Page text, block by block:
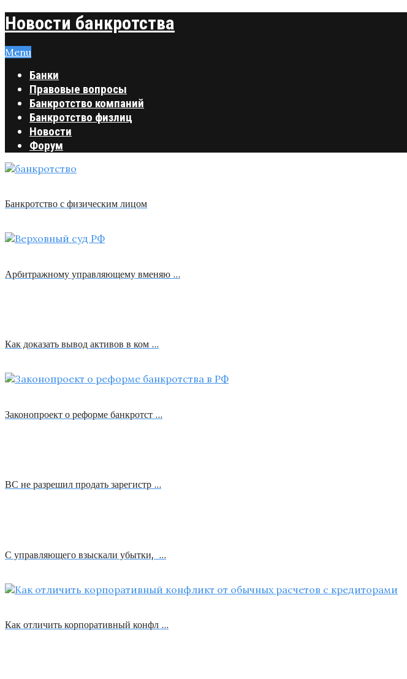
Новости банкротства
Menu
Банки
Правовые вопросы
Банкротство компаний
Банкротство физлиц
Новости
Форум
Банкротство с физическим лицом
Арбитражному управляющему вменяю …
Как доказать вывод активов в ком …
Законопроект о реформе банкротст …
ВС не разрешил продать зарегистр …
С управляющего взыскали убытки, …
Как отличить корпоративный конфл …